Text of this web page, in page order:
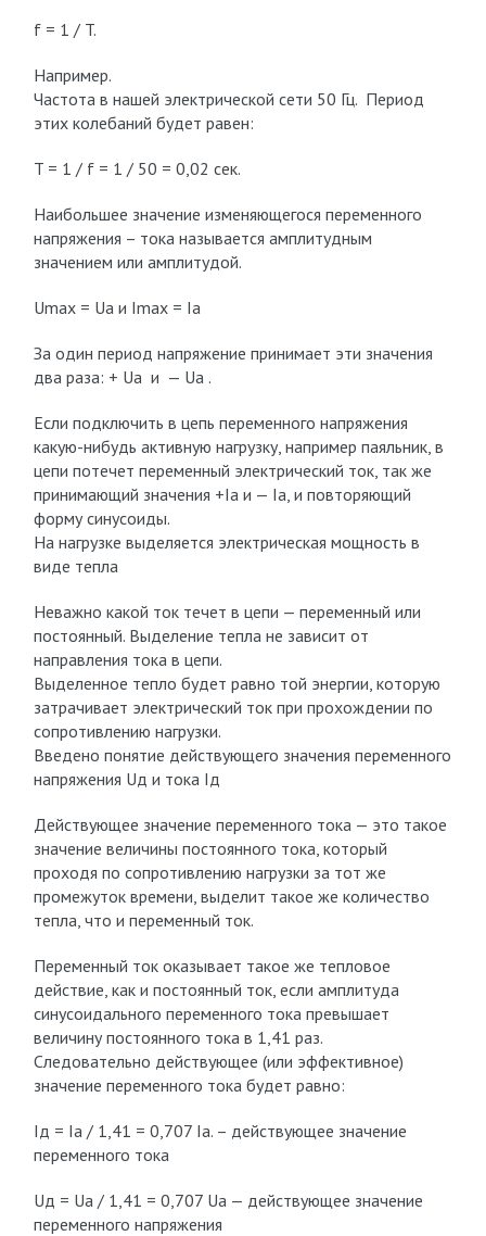
f = 1 / T.
Например.
Частота в нашей электрической сети 50 Гц. Период
этих колебаний будет равен:
T = 1 / f = 1 / 50 = 0,02 сек.
Наибольшее значение изменяющегося переменного
напряжения – тока называется амплитудным
значением или амплитудой.
Umax = Ua и Imax = Ia
За один период напряжение принимает эти значения
два раза: + Ua и — Ua .
Если подключить в цепь переменного напряжения
какую-нибудь активную нагрузку, например паяльник, в
цепи потечет переменный электрический ток, так же
принимающий значения +Ia и — Ia, и повторяющий
форму синусоиды.
На нагрузке выделяется электрическая мощность в
виде тепла
Неважно какой ток течет в цепи — переменный или
постоянный. Выделение тепла не зависит от
направления тока в цепи.
Выделенное тепло будет равно той энергии, которую
затрачивает электрический ток при прохождении по
сопротивлению нагрузки.
Введено понятие действующего значения переменного
напряжения Uд и тока Iд
Действующее значение переменного тока — это такое
значение величины постоянного тока, который
проходя по сопротивлению нагрузки за тот же
промежуток времени, выделит такое же количество
тепла, что и переменный ток.
Переменный ток оказывает такое же тепловое
действие, как и постоянный ток, если амплитуда
синусоидального переменного тока превышает
величину постоянного тока в 1,41 раз.
Следовательно действующее (или эффективное)
значение переменного тока будет равно:
Iд = Ia / 1,41 = 0,707 Ia. – действующее значение
переменного тока
Uд = Ua / 1,41 = 0,707 Ua — действующее значение
переменного напряжения